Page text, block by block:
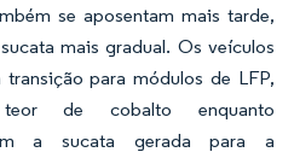
se aposentam mais tarde,
mais gradual. Os veículos
para módulos de LFP,
de cobalto enquanto
a sucata gerada para a